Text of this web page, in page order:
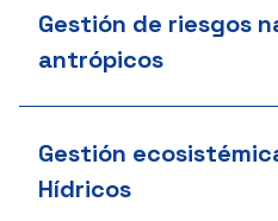
Gestión de riesgos
antrópicos
Gestión
Hídricos